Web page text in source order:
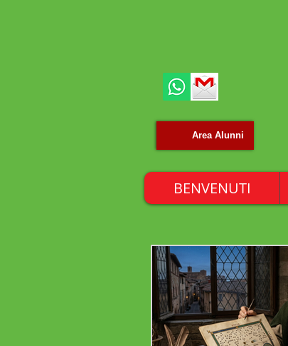
Area Alunni
BENVENUTI